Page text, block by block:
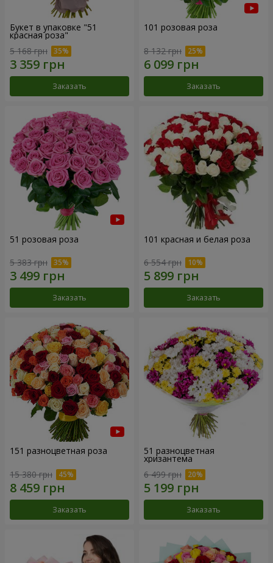
Букет в упаковке "51
красная роза"
5 168 грн
Заказать
101 розовая роза
8 132 грн
Заказать
51 розовая роза
5 383 грн
Заказать
101 красная и белая роза
6 554 грн
Заказать
151 разноцветная роза
15 380 грн
Заказать
51 разноцветная
хризантема
6 499 грн
Заказать